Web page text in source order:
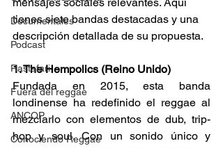
Documentales
Podcast
Rastafari
Fuera del reggae
ANCOP
Conociendo Reggae
tienes siete bandas destacadas y una
descripción detallada de su propuesta.
1. The Hempolics (Reino Unido)
Fundada en 2015, esta banda
londinense ha redefinido el reggae al
mezclarlo con elementos de dub, trip-
hop y soul. Con un sonido único y